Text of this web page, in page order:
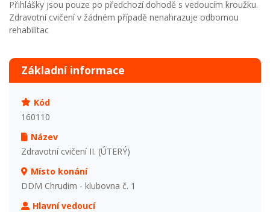
Přihlášky jsou pouze po předchozí dohodě s vedoucím kroužku.
Zdravotní cvičení v žádném případě nenahrazuje odbornou
rehabilitac
Základní informace
Kód
160110
Název
Zdravotní cvičení II. (ÚTERÝ)
Místo konání
DDM Chrudim - klubovna č. 1
Hlavní vedoucí